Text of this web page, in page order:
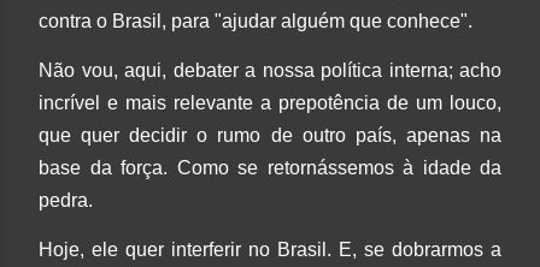
contra o Brasil, para "ajudar alguém que conhece".
Não vou, aqui, debater a nossa política interna; acho
incrível e mais relevante a prepotência de um louco,
que quer decidir o rumo de outro país, apenas na
base da força. Como se retornássemos à idade da
pedra.
Hoje, ele quer interferir no Brasil. E, se dobrarmos a